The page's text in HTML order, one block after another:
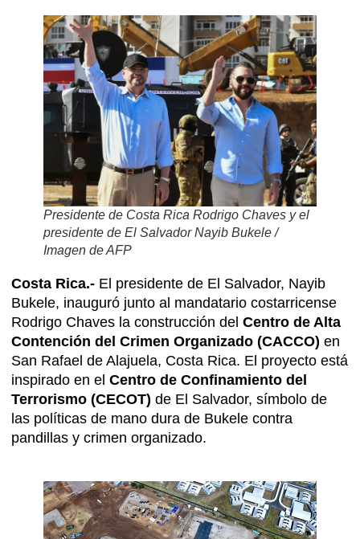
Presidente de Costa Rica Rodrigo Chaves y el
presidente de El Salvador Nayib Bukele /
Imagen de AFP
Costa Rica.- El presidente de El Salvador, Nayib
Bukele, inauguró junto al mandatario costarricense
Rodrigo Chaves la construcción del Centro de Alta
Contención del Crimen Organizado (CACCO) en
San Rafael de Alajuela, Costa Rica. El proyecto está
inspirado en el Centro de Confinamiento del
Terrorismo (CECOT) de El Salvador, símbolo de
las políticas de mano dura de Bukele contra
pandillas y crimen organizado.